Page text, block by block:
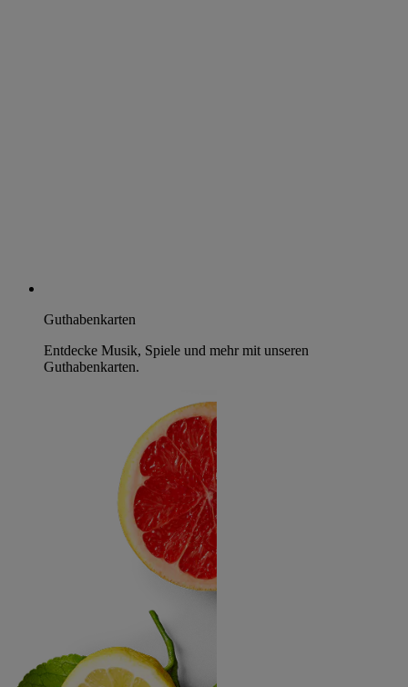
Guthabenkarten
Entdecke Musik, Spiele und mehr mit unseren
Guthabenkarten.